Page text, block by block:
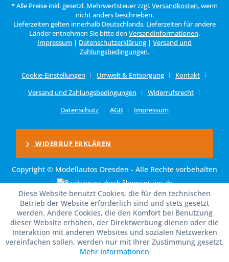
* Alle Preise inkl. gesetzl. Mehrwertsteuer zzgl.Versandkosten, wenn
nicht anders beschrieben.
Lieferzeiten gelten innerhalb Deutschlands, Lieferzeiten für andere
Länder entnehmen Sie bitte den Versandinformationen.
Impressum | Datenschutzerklärung | Versand und
Zahlungsbedingungen.
Cookie-Einstellungen Umwelt & Entsorgung
Kontakt
Versand und Zahlungsbedingungen
Widerrufsrecht
Datenschutz
AGB Impressum
WIDERRUF ERKLÄREN
Copyright © Modellautos Dresden - Alle Rechte vorbehalten
Diese Website benutzt Cookies, die für den technischen
Betrieb der Website erforderlich sind und stets gesetzt
werden. Andere Cookies, die den Komfort bei Benutzung
dieser Website erhöhen, der Direktwerbung dienen oder die
Interaktion mit anderen Websites und sozialen Netzwerken
vereinfachen sollen, werden nur mit Ihrer Zustimmung gesetzt.
Mehr Informationen